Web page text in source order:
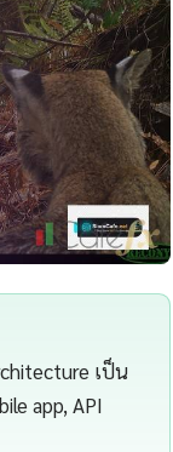
เป็น
app, API